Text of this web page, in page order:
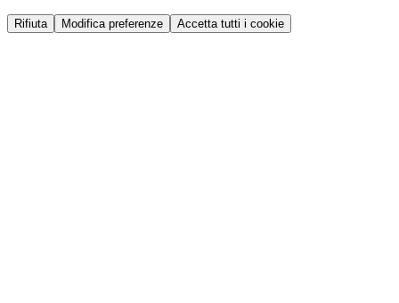
Rifiuta Modifica preferenze Accetta tutti i cookie